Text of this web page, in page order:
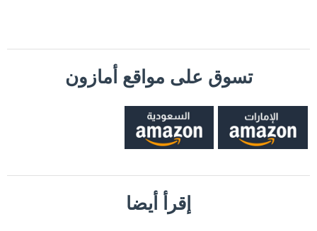
تسوق على مواقع أمازون
إقرأ أيضا